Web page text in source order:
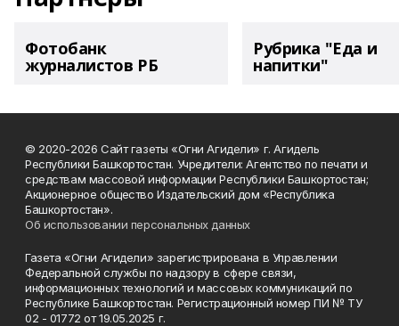
Фотобанк
журналистов РБ
Рубрика "Еда и
напитки"
© 2020-2026 Сайт газеты «Огни Агидели» г. Агидель
Республики Башкортостан. Учредители: Агентство по печати и
средствам массовой информации Республики Башкортостан;
Акционерное общество Издательский дом «Республика
Башкортостан».
Об использовании персональных данных
Газета «Огни Агидели» зарегистрирована в Управлении
Федеральной службы по надзору в сфере связи,
информационных технологий и массовых коммуникаций по
Республике Башкортостан. Регистрационный номер ПИ № ТУ
02 - 01772 от 19.05.2025 г.